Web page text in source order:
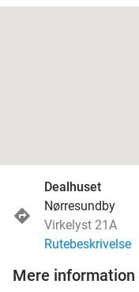
Dealhuset
Nørresundby
Virkelyst 21A
Rutebeskrivelse
Mere information